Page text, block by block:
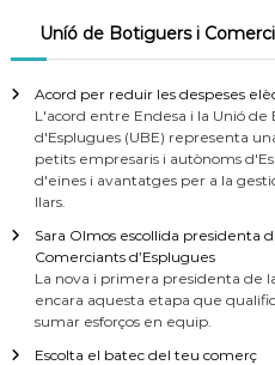
Uníó de Botiguers i
Acord per reduir les despeses
L'acord entre Endesa i la Unió
d'Esplugues (UBE) representa
petits empresaris i autònoms
d'eines i avantatges per a la
llars.
Sara Olmos escollida presidenta
Comerciants d’Esplugues
La nova i primera presidenta de
encara aquesta etapa que
sumar esforços en equip.
Escolta el batec del teu comerç